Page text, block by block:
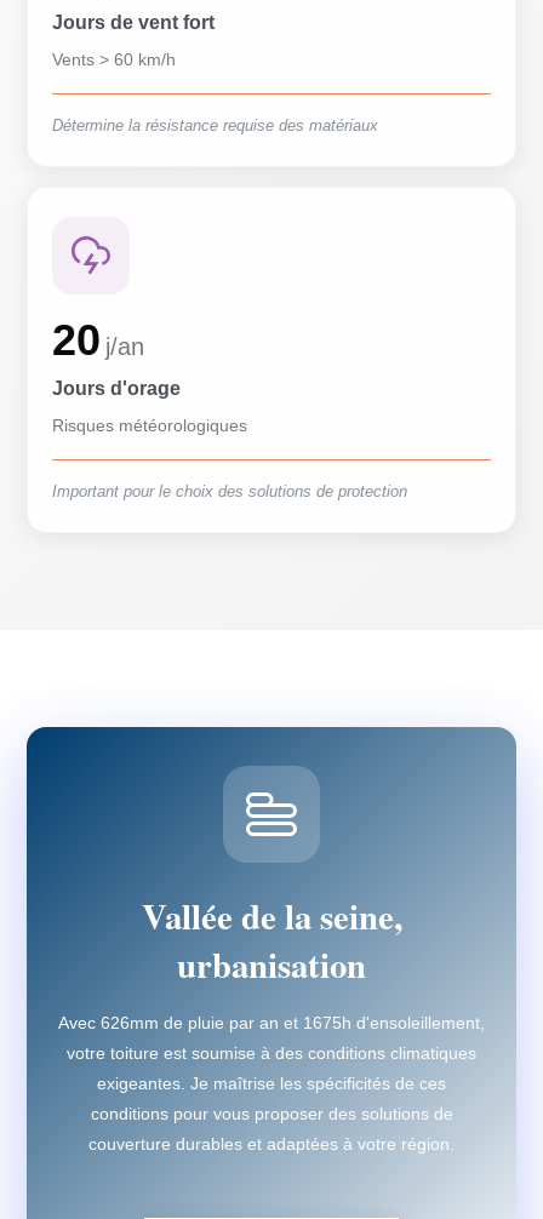
Jours de vent fort
Vents > 60 km/h
Détermine la résistance requise des matériaux
20 j/an
Jours d'orage
Risques météorologiques
Important pour le choix des solutions de protection
Vallée de la seine,
urbanisation
Avec 626mm de pluie par an et 1675h d'ensoleillement,
votre toiture est soumise à des conditions climatiques
exigeantes. Je maîtrise les spécificités de ces
conditions pour vous proposer des solutions de
couverture durables et adaptées à votre région.